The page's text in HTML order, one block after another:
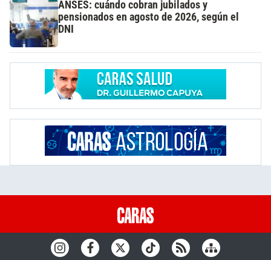
ANSES: cuándo cobran jubilados y
pensionados en agosto de 2026, según el
DNI